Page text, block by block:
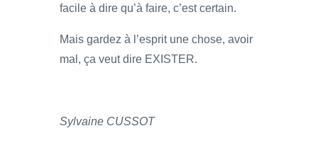
facile à dire qu’à faire, c’est certain.
Mais gardez à l’esprit une chose, avoir
mal, ça veut dire EXISTER.
Sylvaine CUSSOT